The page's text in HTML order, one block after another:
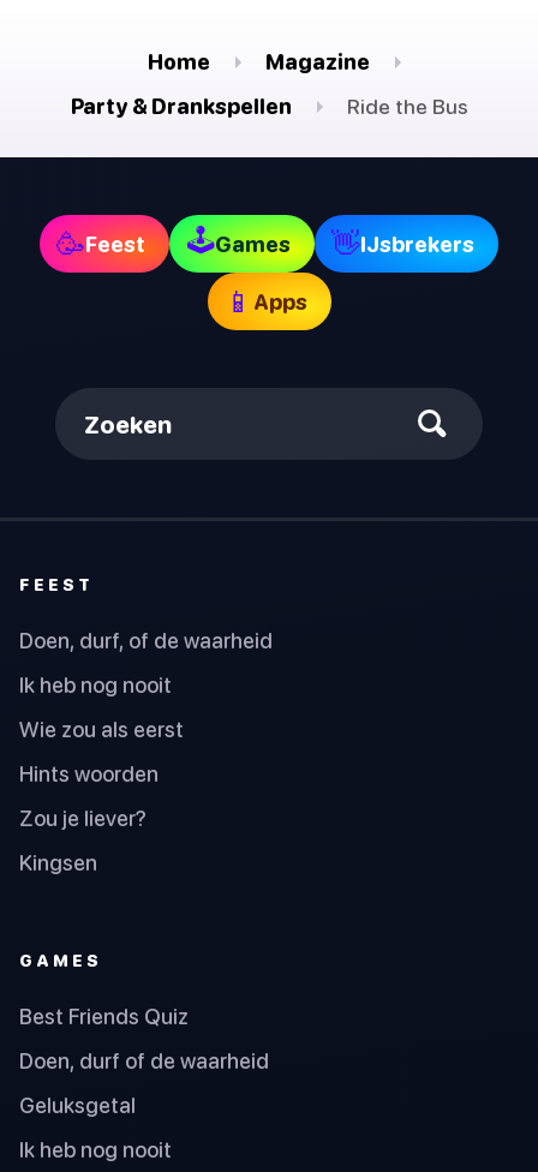
Home
Magazine
Party & Drankspellen
Ride the Bus
🥳Feest 🕹Games 👋IJsbrekers
📱 Apps
Zoeken
FEEST
Doen, durf, of de waarheid
Ik heb nog nooit
Wie zou als eerst
Hints woorden
Zou je liever?
Kingsen
GAMES
Best Friends Quiz
Doen, durf of de waarheid
Geluksgetal
Ik heb nog nooit